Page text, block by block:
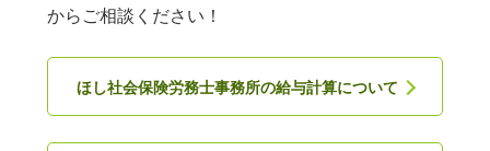
からご相談ください！
ほし社会保険労務士事務所の給与計算について